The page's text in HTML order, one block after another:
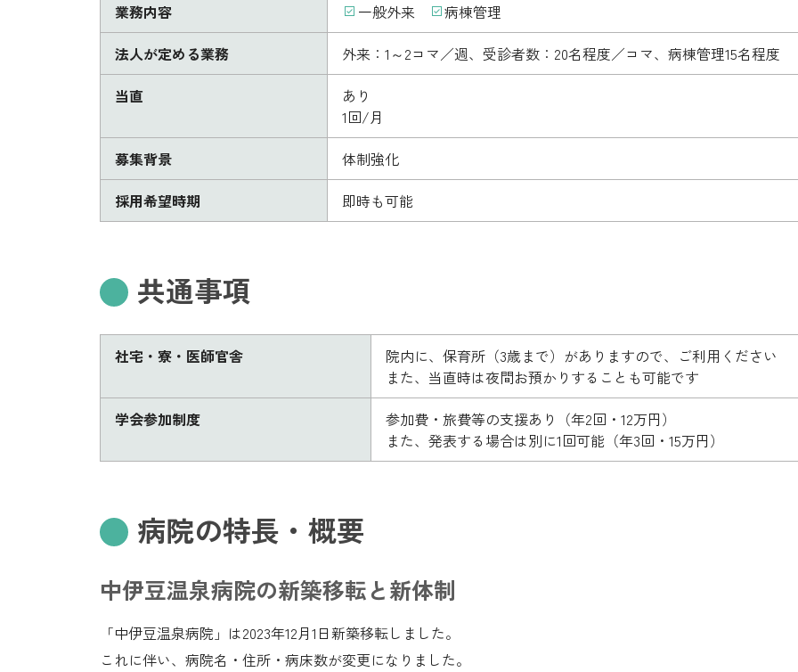
業務内容
一般外来
病棟管理
法人が定める業務
外来：1～2コマ／週、受診者数：20名程度／コマ、病棟管理15名程度
当直
あり
1回/月
募集背景
体制強化
採用希望時期
即時も可能
共通事項
社宅・寮・医師官舎
院内に、保育所（3歳まで）がありますので、ご利用ください
また、当直時は夜間お預かりすることも可能です
学会参加制度
参加費・旅費等の支援あり（年2回・12万円）
また、発表する場合は別に1回可能（年3回・15万円）
病院の特長・概要
中伊豆温泉病院の新築移転と新体制
「中伊豆温泉病院」は2023年12月1日新築移転しました。
これに伴い、病院名・住所・病床数が変更になりました。